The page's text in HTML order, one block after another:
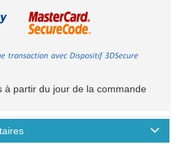
à partir du jour de la commande